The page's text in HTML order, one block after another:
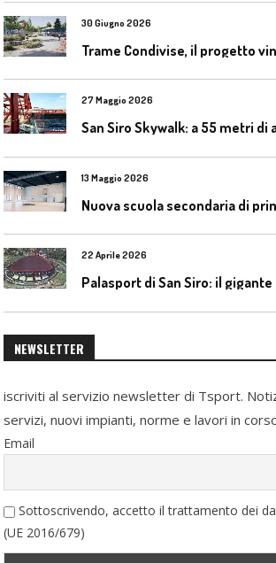
30 Giugno 2026
27 Maggio 2026
13 Maggio 2026
22 Aprile 2026
Palasport di San Siro: il
NEWSLETTER
iscriviti al servizio newsletter di Tsport.
servizi, nuovi impianti, norme e lavori in
Email
Sottoscrivendo, accetto il trattamento dei
(UE 2016/679)